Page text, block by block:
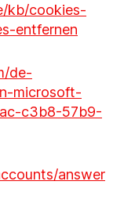
kb/cookies-
entfernen
de-
microsoft-
c3b8-57b9-
answer